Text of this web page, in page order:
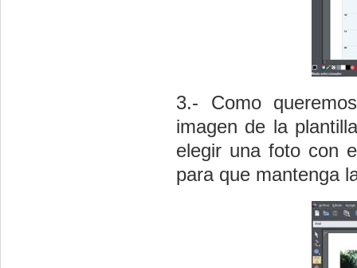
3.- Como
imagen de la
elegir una foto con
para que mantenga